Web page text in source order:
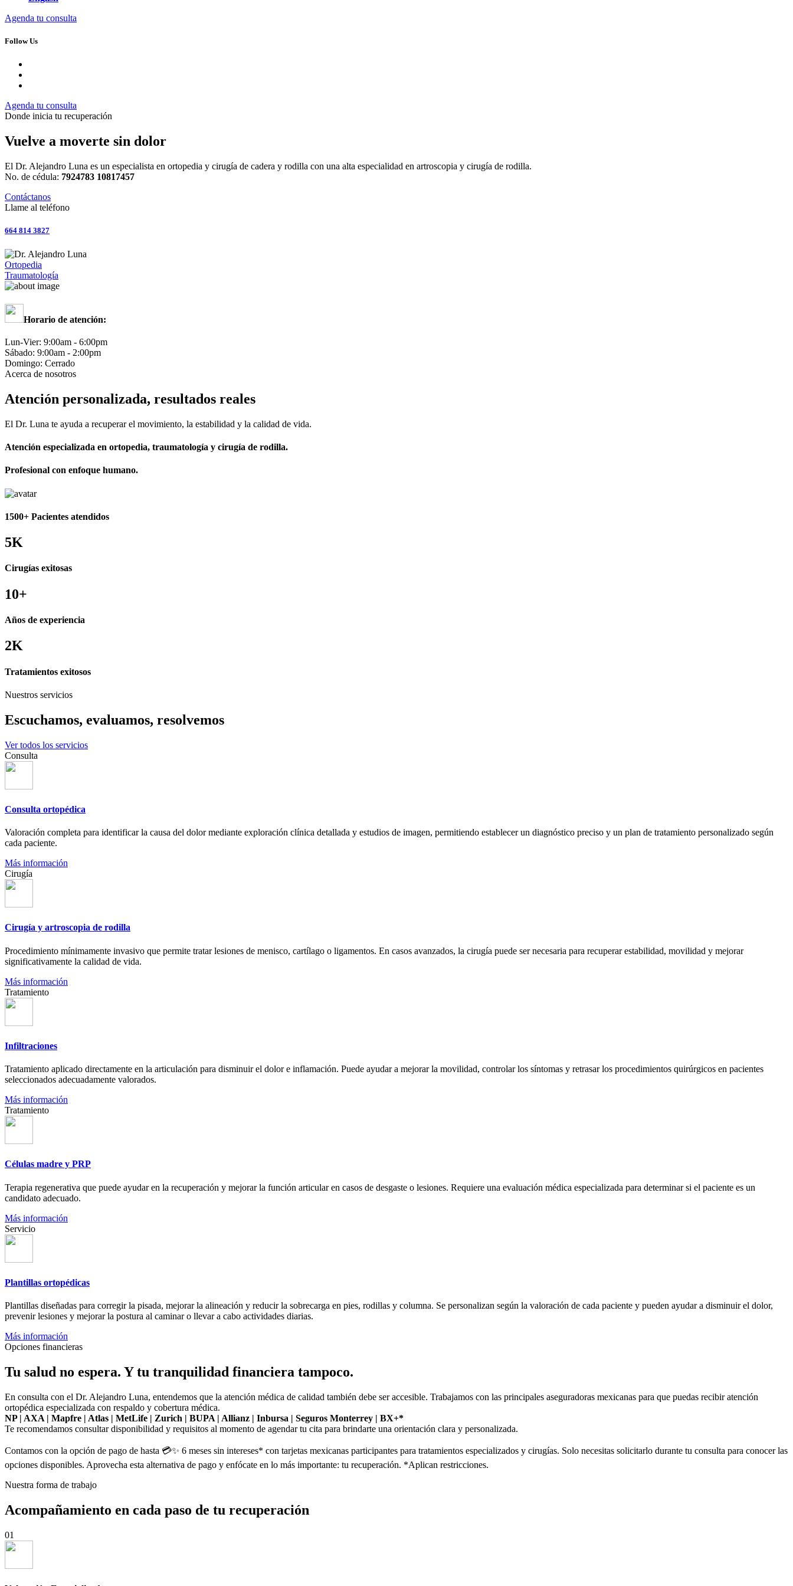
Agenda tu consulta
Follow Us
Agenda tu consulta
Donde inicia tu recuperación
Vuelve a moverte sin dolor
El Dr. Alejandro Luna es un especialista en ortopedia y cirugía de cadera y rodilla con una alta especialidad en artroscopia y cirugía de rodilla.
No. de cédula: 7924783 10817457
Contáctanos
Llame al teléfono
664 814 3827
Ortopedia
Traumatología
Horario de atención:
Lun-Vier: 9:00am - 6:00pm
Sábado: 9:00am - 2:00pm
Domingo: Cerrado
Acerca de nosotros
Atención personalizada, resultados reales
El Dr. Luna te ayuda a recuperar el movimiento, la estabilidad y la calidad de vida.
Atención especializada en ortopedia, traumatología y cirugía de rodilla.
Profesional con enfoque humano.
1500+ Pacientes atendidos
5K
Cirugías exitosas
10+
Años de experiencia
2K
Tratamientos exitosos
Nuestros servicios
Escuchamos, evaluamos, resolvemos
Ver todos los servicios
Consulta
Consulta ortopédica
Valoración completa para identificar la causa del dolor mediante exploración clínica detallada y estudios de imagen, permitiendo establecer un diagnóstico preciso y un plan de tratamiento personalizado según
cada paciente.
Más información
Cirugía
Cirugía y artroscopia de rodilla
Procedimiento mínimamente invasivo que permite tratar lesiones de menisco, cartílago o ligamentos. En casos avanzados, la cirugía puede ser necesaria para recuperar estabilidad, movilidad y mejorar
significativamente la calidad de vida.
Más información
Tratamiento
Infiltraciones
Tratamiento aplicado directamente en la articulación para disminuir el dolor e inflamación. Puede ayudar a mejorar la movilidad, controlar los síntomas y retrasar los procedimientos quirúrgicos en pacientes
seleccionados adecuadamente valorados.
Más información
Tratamiento
Células madre y PRP
Terapia regenerativa que puede ayudar en la recuperación y mejorar la función articular en casos de desgaste o lesiones. Requiere una evaluación médica especializada para determinar si el paciente es un
candidato adecuado.
Más información
Servicio
Plantillas ortopédicas
Plantillas diseñadas para corregir la pisada, mejorar la alineación y reducir la sobrecarga en pies, rodillas y columna. Se personalizan según la valoración de cada paciente y pueden ayudar a disminuir el dolor,
prevenir lesiones y mejorar la postura al caminar o llevar a cabo actividades diarias.
Más información
Opciones financieras
Tu salud no espera. Y tu tranquilidad financiera tampoco.
En consulta con el Dr. Alejandro Luna, entendemos que la atención médica de calidad también debe ser accesible. Trabajamos con las principales aseguradoras mexicanas para que puedas recibir atención
ortopédica especializada con respaldo y cobertura médica.
NP | AXA | Mapfre | Atlas | MetLife | Zurich | BUPA | Allianz | Inbursa | Seguros Monterrey | BX+*
Te recomendamos consultar disponibilidad y requisitos al momento de agendar tu cita para brindarte una orientación clara y personalizada.
Contamos con la opción de pago de hasta 💳✨ 6 meses sin intereses* con tarjetas mexicanas participantes para tratamientos especializados y cirugías. Solo necesitas solicitarlo durante tu consulta para conocer las
opciones disponibles. Aprovecha esta alternativa de pago y enfócate en lo más importante: tu recuperación. *Aplican restricciones.
Nuestra forma de trabajo
Acompañamiento en cada paso de tu recuperación
01